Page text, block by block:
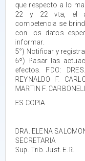
que respecto a lo
22 y 22 vta, el
competencia se
con los datos
informar.
5°) Notificar y
6º) Pasar las
efectos. FDO:
REYNALDO F.
MARTIN F.
ES COPIA
DRA. ELENA
SECRETARIA
Sup. Trib. Just. E.R.